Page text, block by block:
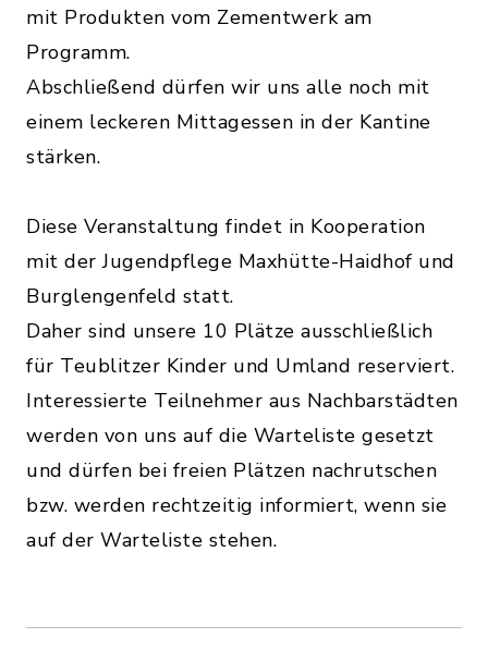
mit Produkten vom Zementwerk am
Programm.
Abschließend dürfen wir uns alle noch mit
einem leckeren Mittagessen in der Kantine
stärken.
Diese Veranstaltung findet in Kooperation
mit der Jugendpflege Maxhütte-Haidhof und
Burglengenfeld statt.
Daher sind unsere 10 Plätze ausschließlich
für Teublitzer Kinder und Umland reserviert.
Interessierte Teilnehmer aus Nachbarstädten
werden von uns auf die Warteliste gesetzt
und dürfen bei freien Plätzen nachrutschen
bzw. werden rechtzeitig informiert, wenn sie
auf der Warteliste stehen.